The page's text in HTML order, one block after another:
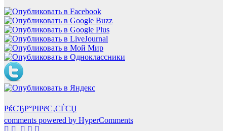
РќСЂР°РІРёС‚СЃСЏ
comments powered by HyperComments